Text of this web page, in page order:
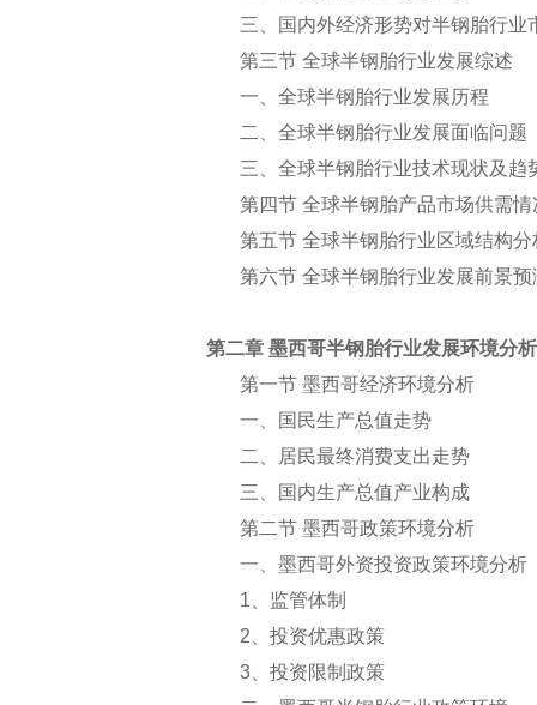
三、国内外经济形势对半钢胎行业
第三节 全球半钢胎行业发展综述
一、全球半钢胎行业发展历程
二、全球半钢胎行业发展面临问题
三、全球半钢胎行业技术现状及趋
第四节 全球半钢胎产品市场供需情
第五节 全球半钢胎行业区域结构分
第六节 全球半钢胎行业发展前景预
第二章 墨西哥半钢胎行业发展环境分析
第一节 墨西哥经济环境分析
一、国民生产总值走势
二、居民最终消费支出走势
三、国内生产总值产业构成
第二节 墨西哥政策环境分析
一、墨西哥外资投资政策环境分析
1 、监管体制
2 、投资优惠政策
3 、投资限制政策